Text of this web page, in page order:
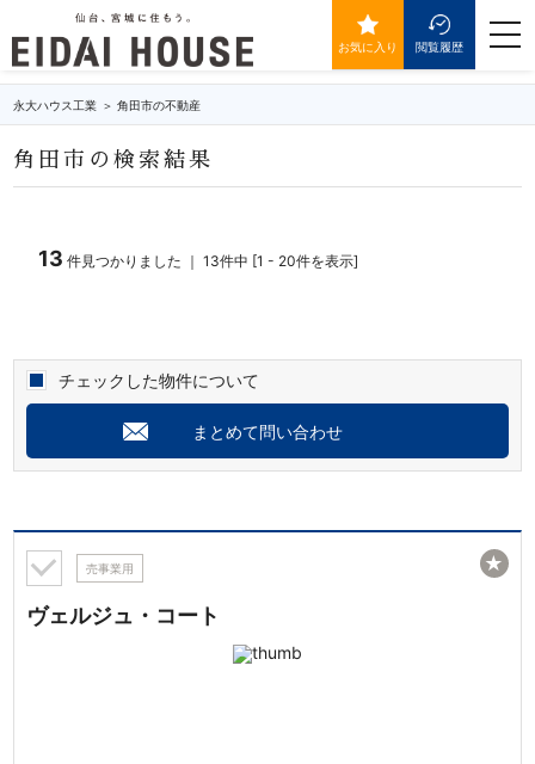
お気に入り 閲覧履歴
永大ハウス工業 角田市の不動産
角田市の検索結果
13 件見つかりました ｜ 13件中 [1 - 20件を表示]
チェックした物件について
まとめて問い合わせ
売事業用
ヴェルジュ・コート
★